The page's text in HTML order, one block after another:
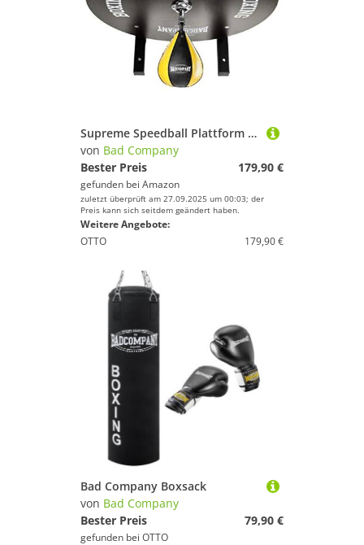
Supreme Speedball Plattform Set inkl. Drehkugellagerung schwarz und PU Boxbirne medium schwarz/gelb - Boxapparat für die Wandmontage BCA-39
von Bad Company
Bester Preis
179,90 €
gefunden bei Amazon
zuletzt überprüft am 27.09.2025 um 00:03; der
Preis kann sich seitdem geändert haben.
Weitere Angebote:
OTTO
179,90 €
Bad Company Boxsack
von Bad Company
Bester Preis
79,90 €
gefunden bei OTTO